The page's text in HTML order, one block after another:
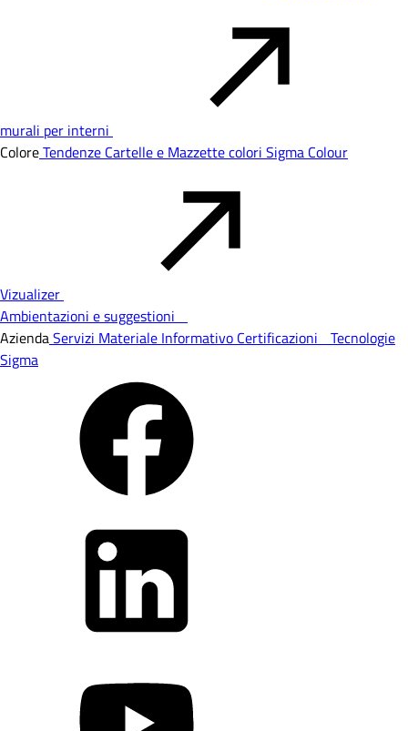
murali per interni
ColoreTendenze Cartelle e Mazzette colori Sigma Colour
Vizualizer
Ambientazioni e suggestioni
AziendaServizi Materiale Informativo Certificazioni Tecnologie
Sigma